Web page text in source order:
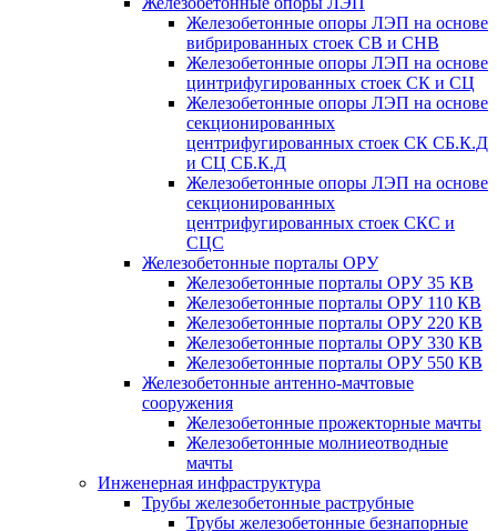
Железобетонные опоры ЛЭП на основе
вибрированных стоек СВ и СНВ
Железобетонные опоры ЛЭП на основе
цинтрифугированных стоек СК и СЦ
Железобетонные опоры ЛЭП на основе
секционированных
центрифугированных стоек СК СБ.К.Д
и СЦ СБ.К.Д
Железобетонные опоры ЛЭП на основе
секционированных
центрифугированных стоек СКС и
СЦС
Железобетонные порталы ОРУ
Железобетонные порталы ОРУ 35 КВ
Железобетонные порталы ОРУ 110 КВ
Железобетонные порталы ОРУ 220 КВ
Железобетонные порталы ОРУ 330 КВ
Железобетонные порталы ОРУ 550 КВ
Железобетонные антенно-мачтовые
сооружения
Железобетонные прожекторные мачты
Железобетонные молниеотводные
мачты
Инженерная инфраструктура
Трубы железобетонные раструбные
Трубы железобетонные безнапорные